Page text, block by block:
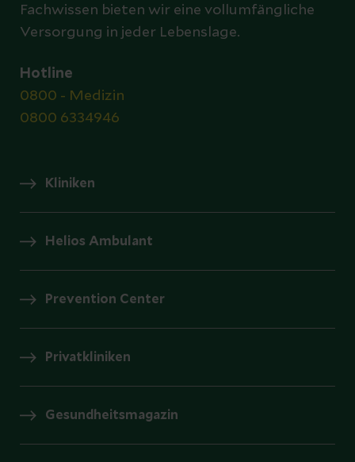
Fachwissen bieten wir eine vollumfängliche
Versorgung in jeder Lebenslage.
Hotline
0800 - Medizin
0800 6334946
Kliniken
Helios Ambulant
Prevention Center
Privatkliniken
Gesundheitsmagazin